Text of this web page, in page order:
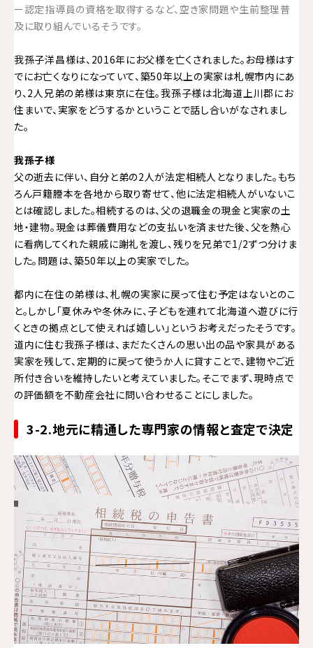
ー認定指導員の資格を取得するなど、空き家問題や生前整理普
及に取り組んでいるそうです。
我孫子洋昌様は、2016年にお父様を亡くされました。お母様はす
でにお亡くなりになっていて、築50年以上の実家は札幌市内にあ
り、2人兄弟の弟様は東京に在住。我孫子様は北海道上川郡にお
住まいで、実家をどうするかということで話し合いがなされまし
た。
我孫子様
父の逝去に伴い、自分と弟の2人が法定相続人となりました。もち
ろん戸籍謄本を各地から取り寄せて、他に法定相続人がいないこ
とは確認しました。相続するのは、父の退職金の現金と実家の土
地・建物。現金は葬儀費用などの支払いを済ませた後、父を熱心
に看病してくれた親戚に謝礼を渡し、残りを兄弟で1/2ずつ分けま
した。問題は、築50年以上の実家でした。
都内に在住の弟様は、札幌の実家に戻って住む予定はないとのこ
と。しかし「夏休みや冬休みに、子どもを連れて北海道へ遊びに行
くときの拠点として使えれば嬉しい」というお考えだったそうです。
道内に住む我孫子様は、まだたくさんの思い出の品や家具がある
実家を残して、定期的に戻って使うか人に貸すことで、建物やご近
所付き合いを維持したいと考えていました。そこでまず、現時点で
の評価額を不動産会社に問い合わせることにしました。
3-2.地元に精通した専門家の情報と査定で決定